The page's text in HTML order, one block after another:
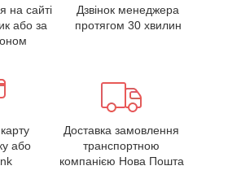
на сайті
або за
Дзвінок менеджера
протягом 30 хвилин
або
Доставка замовлення
транспортною
компанією Нова Пошта